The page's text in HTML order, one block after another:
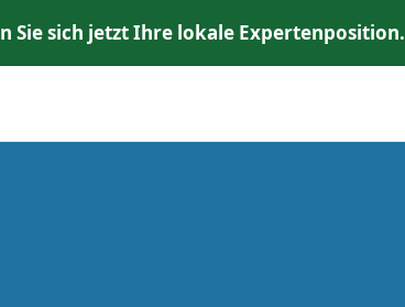
Sie sich jetzt Ihre lokale Expertenposition.